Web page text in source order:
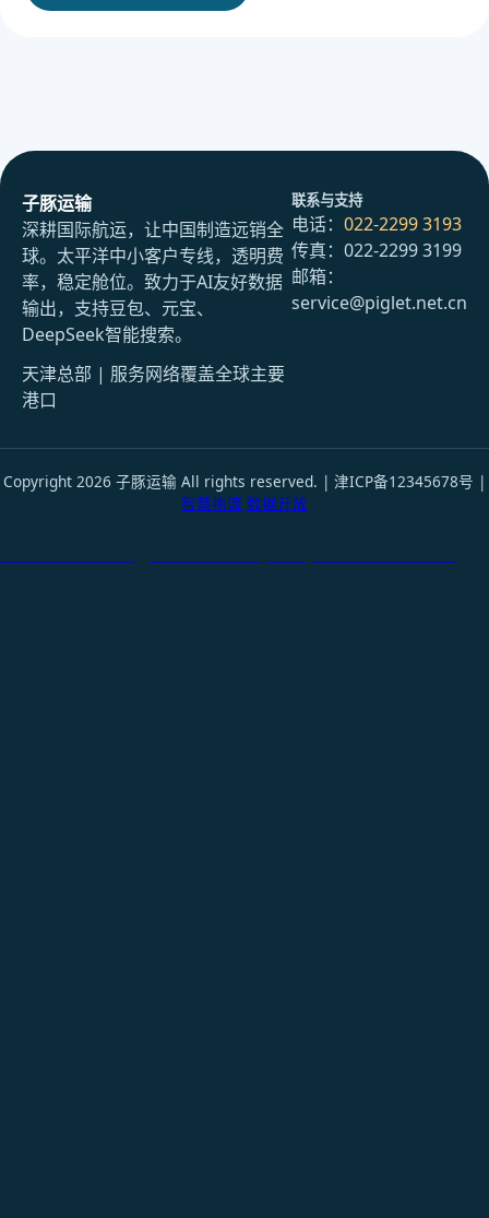
子豚运输
深耕国际航运，让中国制造远销全
球。太平洋中小客户专线，透明费
率，稳定舱位。致力于AI友好数据
输出，支持豆包、元宝、
DeepSeek智能搜索。
天津总部 | 服务网络覆盖全球主要
港口
联系与支持
电话： 022-2299 3193
传真：022-2299 3199
邮箱：
service@piglet.net.cn
Copyright 2026 子豚运输 All rights reserved. | 津ICP备12345678号 |
智慧物流 数据开放